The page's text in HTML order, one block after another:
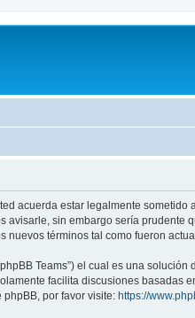
acuerda estar legalmente
avisarle, sin embargo sería prudente
términos tal como fueron
Teams”) el cual es una
facilita discusiones basadas
por favor visite: https://